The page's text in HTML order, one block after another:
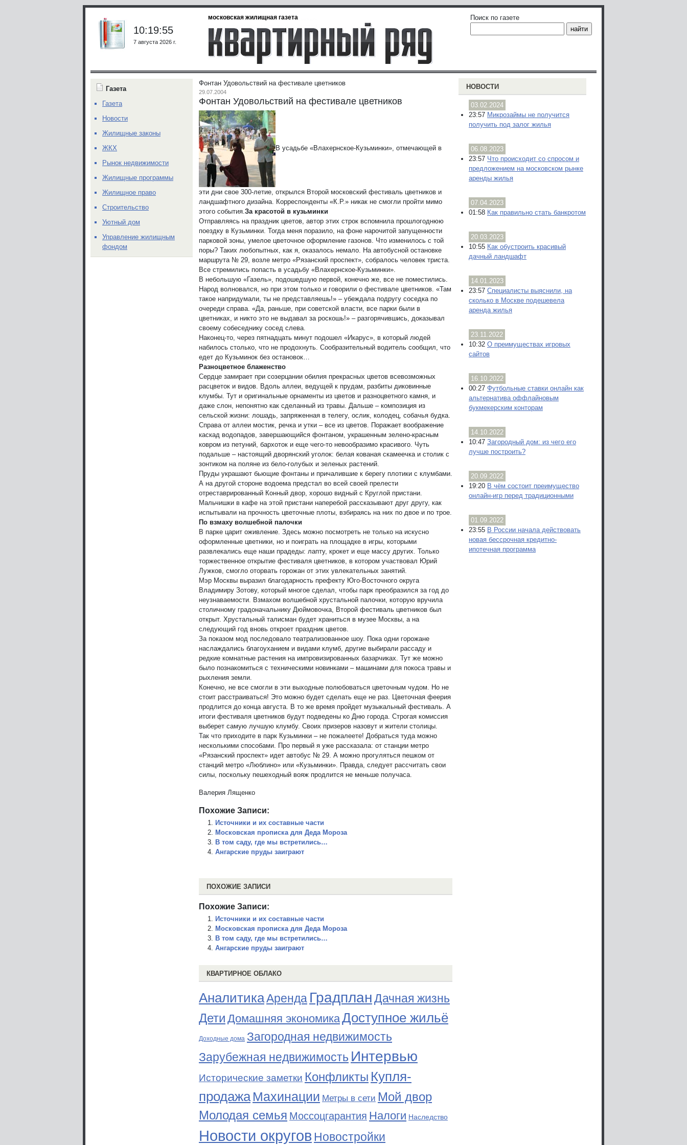
московская жилищная газета
10:19:55
7 августа 2026 г.
Поиск по газете
Фонтан Удовольствий на фестивале цветников
29.07.2004
Фонтан Удовольствий на фестивале цветников
В усадьбе «Влахернское-Кузьминки», отмечающей в
эти дни свое 300-летие, открылся Второй московский фестиваль цветников и
ландшафтного дизайна. Корреспонденты «К.Р.» никак не смогли пройти мимо
этого события. За красотой в кузьминки
Отправляясь на праздник цветов, автор этих строк вспомнила прошлогоднюю
поездку в Кузьминки. Тогда меня поразило, на фоне нарочитой запущенности
парковой зоны, умелое цветочное оформление газонов. Что изменилось с той
поры? Таких любопытных, как я, оказалось немало. На автобусной остановке
маршрута № 29, возле метро «Рязанский проспект», собралось человек триста.
Все стремились попасть в усадьбу «Влахернское-Кузьминки».
В небольшую «Газель», подошедшую первой, конечно же, все не поместились.
Народ волновался, но при этом только и говорили о фестивале цветников. «Там
такое напридумали, ты не представляешь!» – убеждала подругу соседка по
очереди справа. «Да, раньше, при советской власти, все парки были в
цветниках, и никто это не выдавал за роскошь!» – разгорячившись, доказывал
своему собеседнику сосед слева.
Наконец-то, через пятнадцать минут подошел «Икарус», в который людей
набилось столько, что не продохнуть. Сообразительный водитель сообщил, что
едет до Кузьминок без остановок…
Разноцветное блаженство
Сердце замирает при созерцании обилия прекрасных цветов всевозможных
расцветок и видов. Вдоль аллеи, ведущей к прудам, разбиты диковинные
клумбы. Тут и оригинальные орнаменты из цветов и разноцветного камня, и
даже слон, непонятно как сделанный из травы. Дальше – композиция из
сельской жизни: лошадь, запряженная в телегу, ослик, колодец, собачья будка.
Справа от аллеи мостик, речка и утки – все из цветов. Поражает воображение
каскад водопадов, завершающийся фонтаном, украшенным зелено-красным
ковром из петуний, бархоток и еще чего-то невообразимо красивого. Чуть
подальше – настоящий дворянский уголок: белая кованая скамеечка и столик с
зонтиком на поляне из бело-голубых и зеленых растений.
Пруды украшают бьющие фонтаны и причалившие к берегу плотики с клумбами.
А на другой стороне водоема предстал во всей своей прелести
отреставрированный Конный двор, хорошо видный с Круглой пристани.
Мальчишки в кафе на этой пристани наперебой рассказывают друг другу, как
испытывали на прочность цветочные плоты, взбираясь на них по двое и по трое.
По взмаху волшебной палочки
В парке царит оживление. Здесь можно посмотреть не только на искусно
оформленные цветники, но и поиграть на площадке в игры, которыми
развлекались еще наши прадеды: лапту, крокет и еще массу других. Только
торжественное открытие фестиваля цветников, в котором участвовал Юрий
Лужков, смогло оторвать горожан от этих увлекательных занятий.
Мэр Москвы выразил благодарность префекту Юго-Восточного округа
Владимиру Зотову, который многое сделал, чтобы парк преобразился за год до
неузнаваемости. Взмахом волшебной хрустальной палочки, которую вручила
столичному градоначальнику Дюймовочка, Второй фестиваль цветников был
открыт. Хрустальный талисман будет храниться в музее Москвы, а на
следующий год вновь откроет праздник цветов.
За показом мод последовало театрализованное шоу. Пока одни горожане
наслаждались благоуханием и видами клумб, другие выбирали рассаду и
редкие комнатные растения на импровизированных базарчиках. Тут же можно
было познакомиться с техническими новинками – машинами для покоса травы и
рыхления земли.
Конечно, не все смогли в эти выходные полюбоваться цветочным чудом. Но не
стоит расстраиваться! Это можно будет сделать еще не раз. Цветочная феерия
продлится до конца августа. В то же время пройдет музыкальный фестиваль. А
итоги фестиваля цветников будут подведены ко Дню города. Строгая комиссия
выберет самую лучшую клумбу. Своих призеров назовут и жители столицы.
Так что приходите в парк Кузьминки – не пожалеете! Добраться туда можно
несколькими способами. Про первый я уже рассказала: от станции метро
«Рязанский проспект» идет автобус № 29. А можно прогуляться пешком от
станций метро «Люблино» или «Кузьминки». Правда, следует рассчитать свои
силы, поскольку пешеходный вояж продлится не меньше получаса.
Валерия Лященко
Похожие Записи:
Источники и их составные части
Московская прописка для Деда Мороза
В том саду, где мы встретились…
Ангарские пруды заиграют
ПОХОЖИЕ ЗАПИСИ
Похожие Записи:
Источники и их составные части
Московская прописка для Деда Мороза
В том саду, где мы встретились…
Ангарские пруды заиграют
КВАРТИРНОЕ ОБЛАКО
АналитикаАренда ГрадпланДачная жизнь
Дети Домашняя экономикаДоступное жильё
Доходные дома Загородная недвижимость
Зарубежная недвижимость Интервью
Исторические заметки Конфликты Купля-
продажа Махинации Метры в сети Мой двор
Молодая семья Моссоцгарантия Налоги Наследство
Новости округов Новостройки
НОВОСТИ
03.02.2024
23:57 Микрозаймы не получится
получить под залог жилья
06.08.2023
23:57 Что происходит со спросом и
предложением на московском рынке
аренды жилья
07.04.2023
01:58 Как правильно стать банкротом
20.03.2023
10:55 Как обустроить красивый
дачный ландшафт
14.01.2023
23:57 Специалисты выяснили, на
сколько в Москве подешевела
аренда жилья
23.11.2022
10:32 О преимуществах игровых
сайтов
16.10.2022
00:27 Футбольные ставки онлайн как
альтернатива оффлайновым
букмекерским конторам
14.10.2022
10:47 Загородный дом: из чего его
лучше построить?
20.09.2022
19:20 В чём состоит преимущество
онлайн-игр перед традиционными
01.09.2022
23:55 В России начала действовать
новая бессрочная кредитно-
ипотечная программа
Газета
Газета
Новости
Жилищные законы
ЖКХ
Рынок недвижимости
Жилищные программы
Жилищное право
Строительство
Уютный дом
Управление жилищным
фондом